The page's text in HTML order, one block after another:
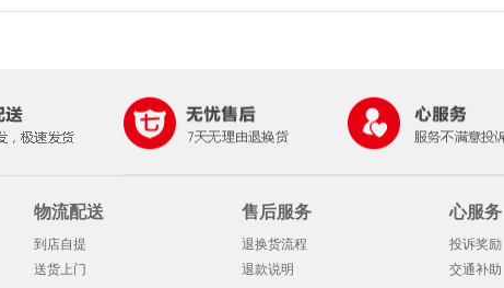
物流配送
到店自提
送货上门
售后服务
退换货流程
退款说明
心服务
投诉奖励
交通补助